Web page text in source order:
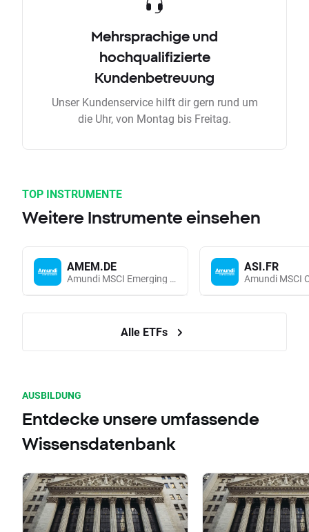
Mehrsprachige und
hochqualifizierte
Kundenbetreuung
Unser Kundenservice hilft dir gern rund um
die Uhr, von Montag bis Freitag.
TOP INSTRUMENTE
Weitere Instrumente einsehen
AMEM.DE
Amundi MSCI Emerging Markets UCITS (Acc EUR)
ASI.FR
Alle ETFs
AUSBILDUNG
Entdecke unsere umfassende
Wissensdatenbank